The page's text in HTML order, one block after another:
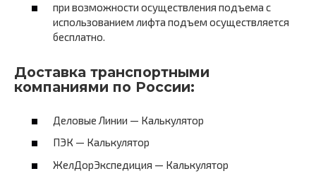
при возможности осуществления подъема с
использованием лифта подъем осуществляется
бесплатно.
Доставка транспортными
компаниями по России:
Деловые Линии — Калькулятор
ПЭК — Калькулятор
ЖелДорЭкспедиция — Калькулятор